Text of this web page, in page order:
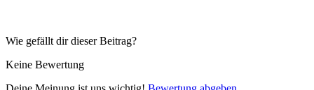
Wie gefällt dir dieser Beitrag?
Keine Bewertung